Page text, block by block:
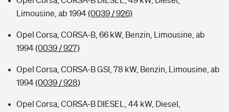
Limousine, ab 1994(0039 / 926)
Opel Corsa, CORSA-B, 66 kW, Benzin, Limousine, ab
1994(0039 / 927)
Opel Corsa, CORSA-B GSI, 78 kW, Benzin, Limousine, ab
1994(0039 / 928)
Opel Corsa, CORSA-B DIESEL, 44 kW, Diesel,